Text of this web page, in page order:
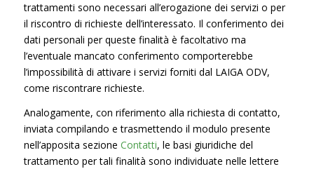
trattamenti sono necessari all’erogazione dei servizi o per
il riscontro di richieste dell’interessato. Il conferimento dei
dati personali per queste finalità è facoltativo ma
l’eventuale mancato conferimento comporterebbe
l’impossibilità di attivare i servizi forniti dal LAIGA ODV,
come riscontrare richieste.
Analogamente, con riferimento alla richiesta di contatto,
inviata compilando e trasmettendo il modulo presente
nell’apposita sezione Contatti, le basi giuridiche del
trattamento per tali finalità sono individuate nelle lettere